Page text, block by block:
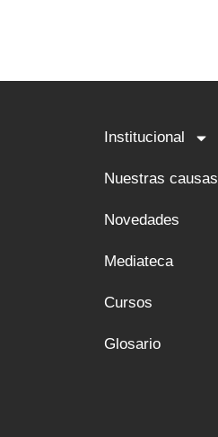
Institucional
Nuestras causas
Novedades
Mediateca
Cursos
Glosario